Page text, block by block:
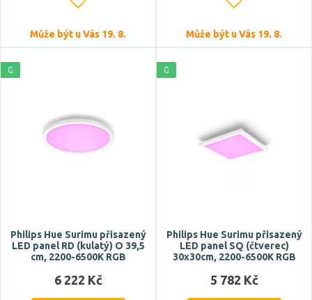
Teplota barvy
Světelný tok celkový
Může být u Vás 19. 8. Může být u Vás 19. 8.
G
Philips Hue Surimu přisazený
LED panel RD (kulatý) O 39,5
cm, 2200-6500K RGB
6 222 Kč
G
Philips Hue Surimu přisazený
LED panel SQ (čtverec)
30x30cm, 2200-6500K RGB
5 782 Kč